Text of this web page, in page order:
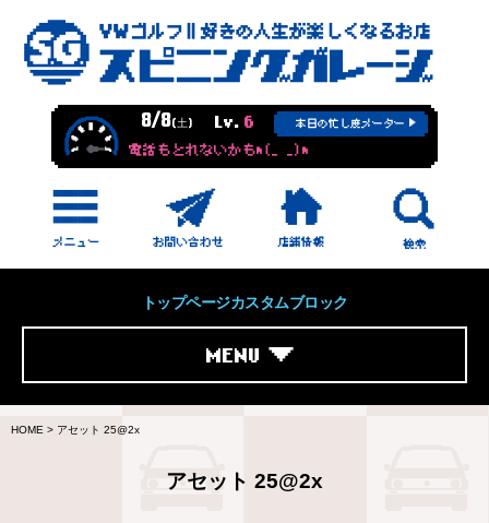
8/8(土) Lv. 6 本日の忙し度メーター
電話もとれないかもm(_ _)m
トップページカスタムブロック
MENU
HOME > アセット 25@2x
アセット 25@2x